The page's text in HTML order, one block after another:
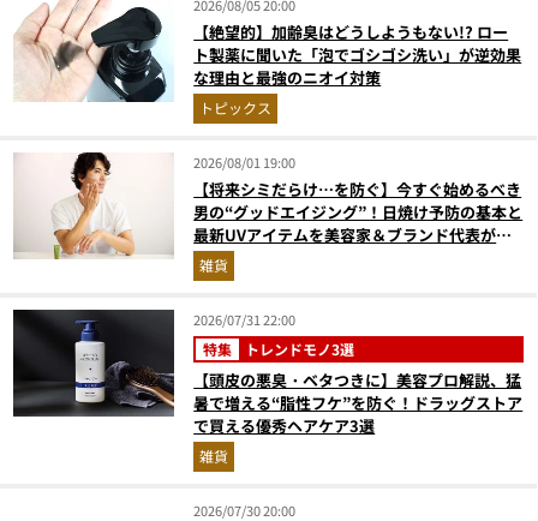
2026/08/05 20:00
【絶望的】加齢臭はどうしようもない!? ロー
ト製薬に聞いた「泡でゴシゴシ洗い」が逆効果
な理由と最強のニオイ対策
トピックス
2026/08/01 19:00
【将来シミだらけ…を防ぐ】今すぐ始めるべき
男の“グッドエイジング”！日焼け予防の基本と
最新UVアイテムを美容家＆ブランド代表がプ
ロ目線で指南／大人の価値向上研究所
雑貨
2026/07/31 22:00
特集 トレンドモノ3選
【頭皮の悪臭・ベタつきに】美容プロ解説、猛
暑で増える“脂性フケ”を防ぐ！ドラッグストア
で買える優秀ヘアケア3選
雑貨
2026/07/30 20:00